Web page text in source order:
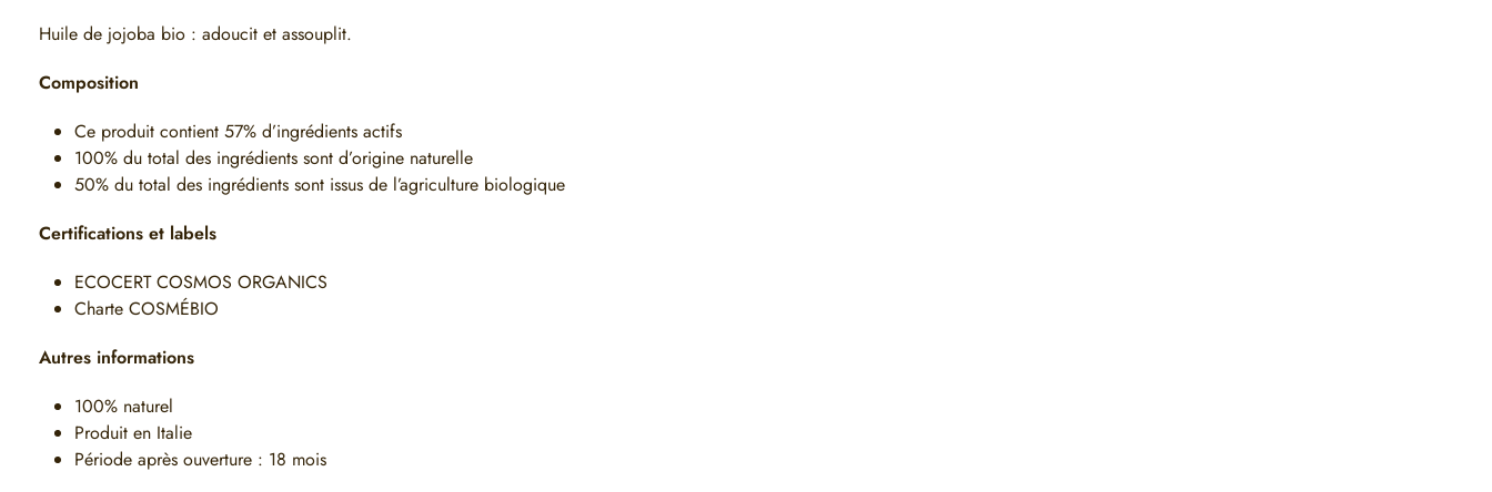
Huile de jojoba bio : adoucit et assouplit.
Composition
Ce produit contient 57% d’ingrédients actifs
100% du total des ingrédients sont d’origine naturelle
50% du total des ingrédients sont issus de l’agriculture biologique
Certifications et labels
ECOCERT COSMOS ORGANICS
Charte COSMÉBIO
Autres informations
100% naturel
Produit en Italie
Période après ouverture : 18 mois